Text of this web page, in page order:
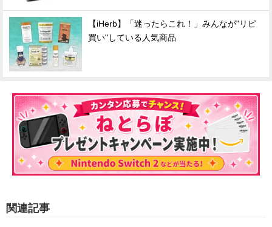
【iHerb】「迷ったらこれ！」みんなが"リピ
買い"している人気商品
関連記事